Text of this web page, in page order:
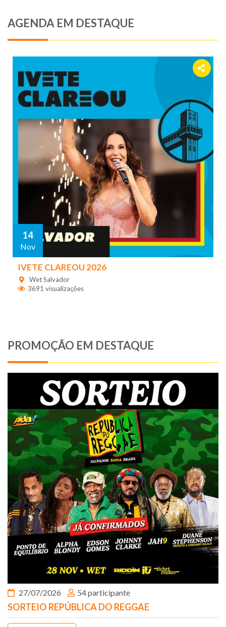
AGENDA EM DESTAQUE
14
Nov
IVETE CLAREOU 2026
Wet Salvador
3691 visualizações
PROMOÇÃO EM DESTAQUE
27/07/2026 54 participante
SORTEIO REPÚBLICA DO REGGAE